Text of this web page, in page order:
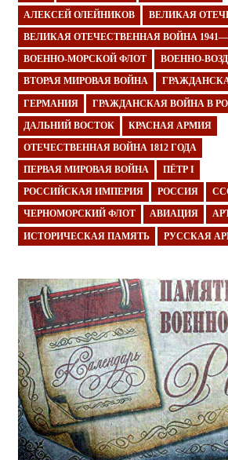
АЛЕКСЕЙ ОЛЕЙНИКОВ ВЕЛИКАЯ
ВЕЛИКАЯ ОТЕЧЕСТВЕННАЯ ВОЙНА
ВОЕННО-МОРСКОЙ ФЛОТ ВОЕННО-
ВТОРАЯ МИРОВАЯ ВОЙНА
ГЕРМАНИЯ ГРАЖДАНСКАЯ ВОЙНА В
ДАЛЬНИЙ ВОСТОК КРАСНАЯ АРМИЯ
ОТЕЧЕСТВЕННАЯ ВОЙНА 1812 ГОДА
ПЕРВАЯ МИРОВАЯ ВОЙНА ПЁТР I
РОССИЙСКАЯ ИМПЕРИЯ РОССИЯ
ЧЕРНОМОРСКИЙ ФЛОТ АВИАЦИЯ
ИСТОРИЧЕСКАЯ ПАМЯТЬ РУССКАЯ